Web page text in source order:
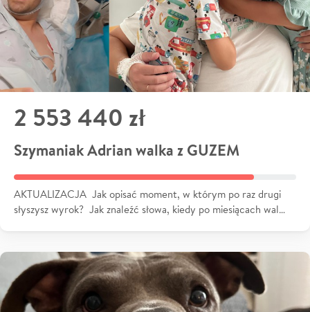
2 553 440 zł
Szymaniak Adrian walka z GUZEM
AKTUALIZACJA Jak opisać moment, w którym po raz drugi
słyszysz wyrok? Jak znaleźć słowa, kiedy po miesiącach wal…